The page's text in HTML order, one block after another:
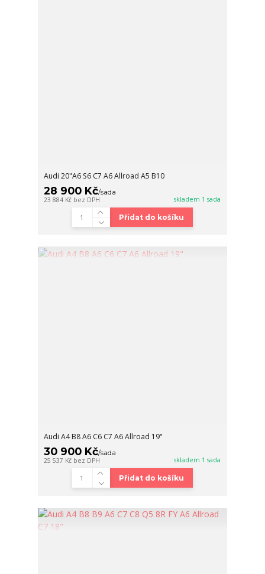
Audi 20"A6 S6 C7 A6 Allroad A5 B10
28 900 Kč/sada
23 884 Kč bez DPH skladem 1 sada
Přidat do košíku
Audi A4 B8 A6 C6 C7 A6 Allroad 19"
30 900 Kč/sada
25 537 Kč bez DPH skladem 1 sada
Přidat do košíku